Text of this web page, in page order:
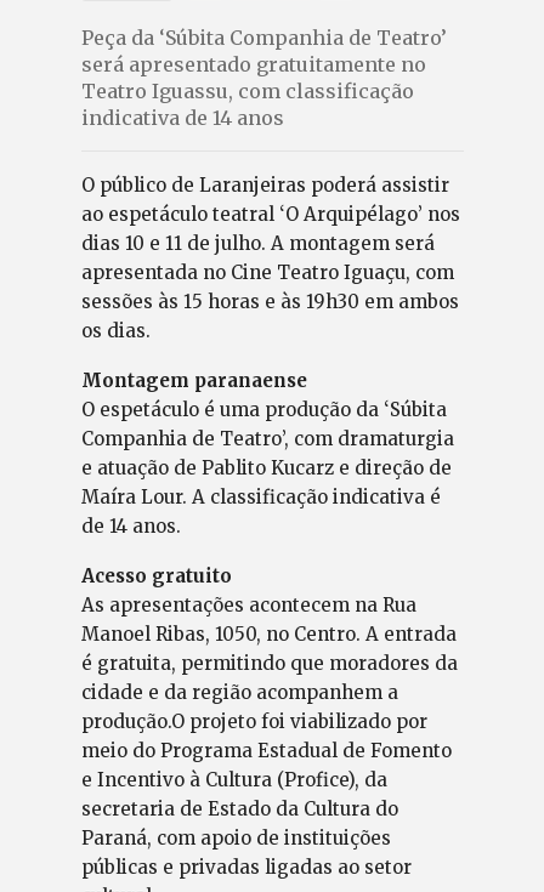
Peça da ‘Súbita Companhia de Teatro’
será apresentado gratuitamente no
Teatro Iguassu, com classificação
indicativa de 14 anos
O público de Laranjeiras poderá assistir
ao espetáculo teatral ‘O Arquipélago’ nos
dias 10 e 11 de julho. A montagem será
apresentada no Cine Teatro Iguaçu, com
sessões às 15 horas e às 19h30 em ambos
os dias.
Montagem paranaense
O espetáculo é uma produção da ‘Súbita
Companhia de Teatro’, com dramaturgia
e atuação de Pablito Kucarz e direção de
Maíra Lour. A classificação indicativa é
de 14 anos.
Acesso gratuito
As apresentações acontecem na Rua
Manoel Ribas, 1050, no Centro. A entrada
é gratuita, permitindo que moradores da
cidade e da região acompanhem a
produção.O projeto foi viabilizado por
meio do Programa Estadual de Fomento
e Incentivo à Cultura (Profice), da
secretaria de Estado da Cultura do
Paraná, com apoio de instituições
públicas e privadas ligadas ao setor